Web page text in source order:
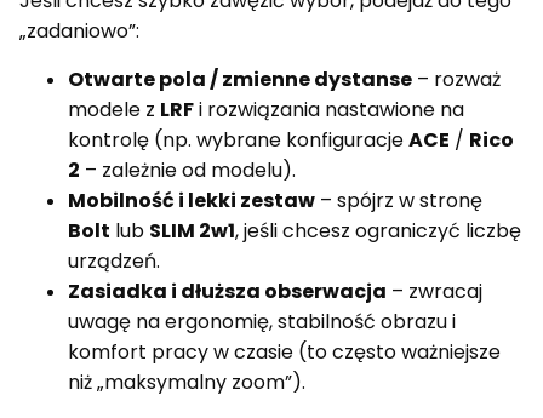
„zadaniowo”:
Otwarte pola / zmienne dystanse – rozważ
modele z LRFi rozwiązania nastawione na
kontrolę (np. wybrane konfiguracjeACE / Rico
2 – zależnie od modelu).
Mobilność i lekki zestaw – spójrz w stronę
Bolt lub SLIM 2w1, jeśli chcesz ograniczyć liczbę
urządzeń.
Zasiadka i dłuższa obserwacja – zwracaj
uwagę na ergonomię, stabilność obrazu i
komfort pracy w czasie (to często ważniejsze
niż „maksymalny zoom”).